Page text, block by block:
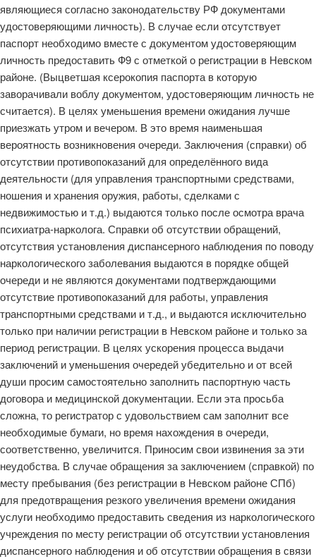
являющиеся согласно законодательству РФ документами
удостоверяющими личность). В случае если отсутствует
паспорт необходимо вместе с документом удостоверяющим
личность предоставить Ф9 с отметкой о регистрации в Невском
районе. (Выцветшая ксерокопия паспорта в которую
заворачивали воблу документом, удостоверяющим личность не
считается). В целях уменьшения времени ожидания лучше
приезжать утром и вечером. В это время наименьшая
вероятность возникновения очереди. Заключения (справки) об
отсутствии противопоказаний для определённого вида
деятельности (для управления транспортными средствами,
ношения и хранения оружия, работы, сделками с
недвижимостью и т.д.) выдаются только после осмотра врача
психиатра-нарколога. Справки об отсутствии обращений,
отсутствия установления диспансерного наблюдения по поводу
наркологического заболевания выдаются в порядке общей
очереди и не являются документами подтверждающими
отсутствие противопоказаний для работы, управления
транспортными средствами и т.д., и выдаются исключительно
только при наличии регистрации в Невском районе и только за
период регистрации. В целях ускорения процесса выдачи
заключений и уменьшения очередей убедительно и от всей
души просим самостоятельно заполнить паспортную часть
договора и медицинской документации. Если эта просьба
сложна, то регистратор с удовольствием сам заполнит все
необходимые бумаги, но время нахождения в очереди,
соответственно, увеличится. Приносим свои извинения за эти
неудобства. В случае обращения за заключением (справкой) по
месту пребывания (без регистрации в Невском районе СПб)
для предотвращения резкого увеличения времени ожидания
услуги необходимо предоставить сведения из наркологического
учреждения по месту регистрации об отсутствии установления
диспансерного наблюдения и об отсутствии обращения в связи